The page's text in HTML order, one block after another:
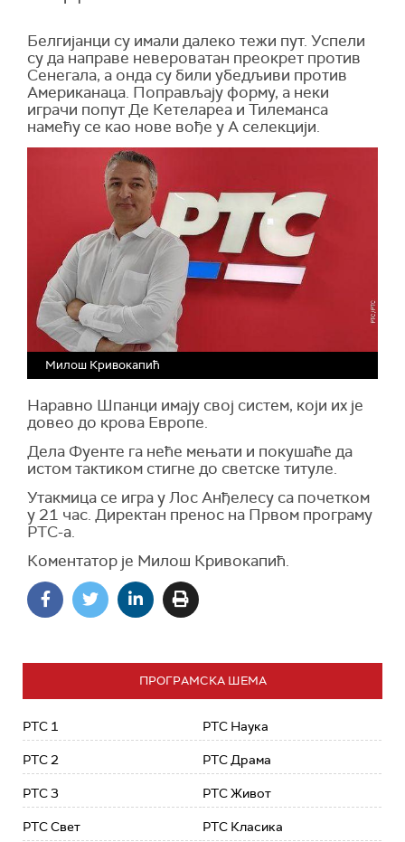
Белгијанци су имали далеко тежи пут. Успели
су да направе невероватан преокрет против
Сенегала, а онда су били убедљиви против
Американаца. Поправљају форму, а неки
играчи попут Де Кетелареа и Тилеманса
намећу се као нове вође у А селекцији.
Милош Кривокапић
Наравно Шпанци имају свој систем, који их је
довео до крова Европе.
Дела Фуенте га неће мењати и покушаће да
истом тактиком стигне до светске титуле.
Утакмица се игра у Лос Анђелесу са почетком
у 21 час. Директан пренос на Првом програму
РТС-а.
Коментатор је Милош Кривокапић.
ПРОГРАМСКА ШЕМА
РТС 1
РТС 2
РТС 3
РТС Свет
РТС Наука
РТС Драма
РТС Живот
РТС Класика